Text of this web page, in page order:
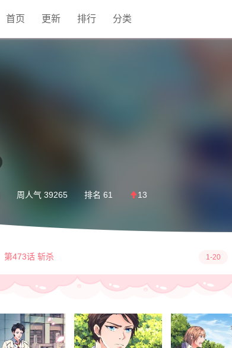
首页 更新 排行 分类
周人气 39265 排名 61 13
第473话 斩杀 1-20